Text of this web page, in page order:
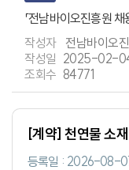
「전남바이오진흥원 채
전남바이오
2025-02-
84771
[계약] 천연물 소
구축사업」회전증
등록일 : 2026-08-